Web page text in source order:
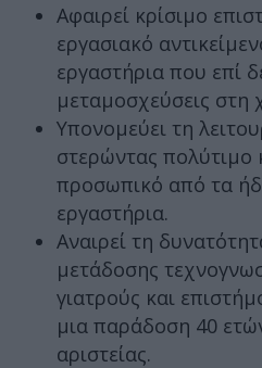
Αφαιρεί κρίσιμο
εργασιακό
εργαστήρια που επί
μεταμοσχεύσεις στη
Υπονομεύει τη
στερώντας πολύτιμο
προσωπικό από τα
εργαστήρια.
Αναιρεί τη
μετάδοσης
γιατρούς και
μια παράδοση 40
αριστείας.